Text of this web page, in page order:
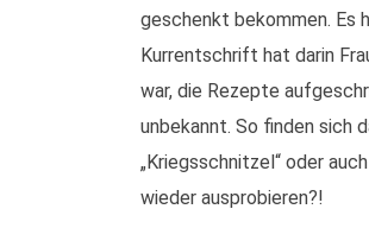
geschenkt bekommen. Es
Kurrentschrift hat darin
war, die Rezepte
unbekannt. So finden sich
„Kriegsschnitzel“ oder
wieder ausprobieren?!